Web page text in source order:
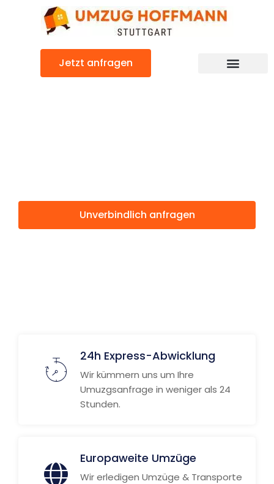
Jetzt anfragen
Unverbindlich anfragen
24h Express-Abwicklung
Wir kümmern uns um Ihre
Umuzgsanfrage in weniger als 24
Stunden.
Europaweite Umzüge
Wir erledigen Umzüge & Transporte